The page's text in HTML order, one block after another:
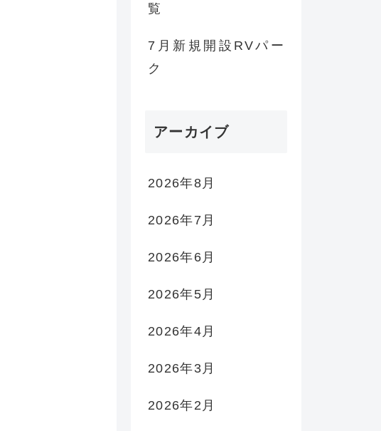
覧
7月新規開設RVパー
ク
アーカイブ
2026年8月
2026年7月
2026年6月
2026年5月
2026年4月
2026年3月
2026年2月